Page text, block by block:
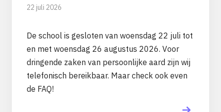
22 juli 2026
De school is gesloten van woensdag 22 juli tot
en met woensdag 26 augustus 2026. Voor
dringende zaken van persoonlijke aard zijn wij
telefonisch bereikbaar. Maar check ook even
de FAQ!